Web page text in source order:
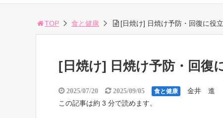
TOP 食と健康 [日焼け] 日焼け予防・回復に役
[日焼け] 日焼け予防・回復
2025/07/20 2025/09/05 食と健康
金井 進
この記事は約 3 分で読めます。